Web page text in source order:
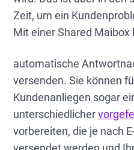
Zeit, um ein
Mit einer Shared Maibox
automatische
versenden. Sie können
Kundenanliegen sogar
unterschiedlicher
vorbereiten, die je nach